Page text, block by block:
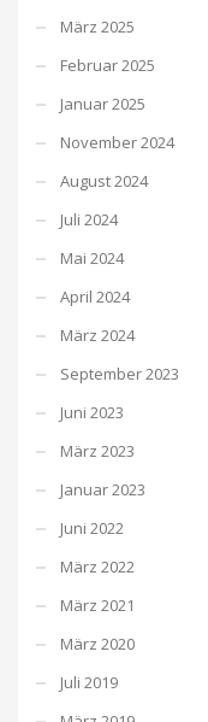
März 2025
Februar 2025
Januar 2025
November 2024
August 2024
Juli 2024
Mai 2024
April 2024
März 2024
September 2023
Juni 2023
März 2023
Januar 2023
Juni 2022
März 2022
März 2021
März 2020
Juli 2019